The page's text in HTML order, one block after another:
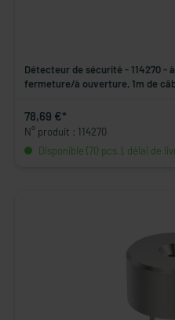
Détecteur de sécurité - 114270 -
fermeture/à ouverture, 1m de
78,69 €*
N° produit : 114270
Disponible (70 pcs.), délai de